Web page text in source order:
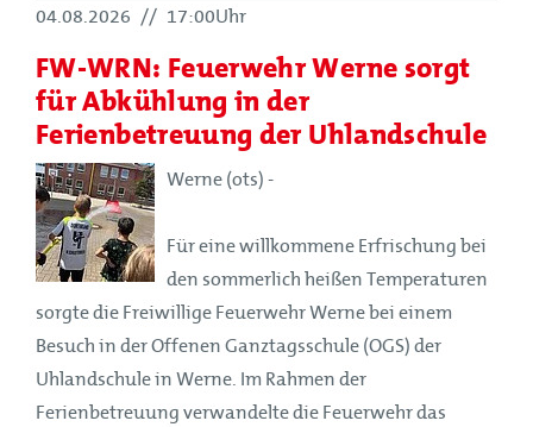
04.08.2026 // 17:00Uhr
FW-WRN: Feuerwehr Werne sorgt
für Abkühlung in der
Ferienbetreuung der Uhlandschule
Werne (ots) -
Für eine willkommene Erfrischung bei
den sommerlich heißen Temperaturen
sorgte die Freiwillige Feuerwehr Werne bei einem
Besuch in der Offenen Ganztagsschule (OGS) der
Uhlandschule in Werne. Im Rahmen der
Ferienbetreuung verwandelte die Feuerwehr das